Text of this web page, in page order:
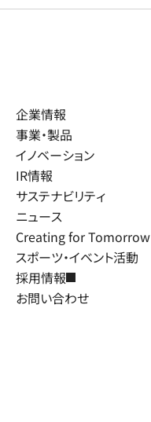
企業情報
事業・製品
イノベーション
IR情報
サステナビリティ
ニュース
Creating for Tomorrow
スポーツ・イベント活動
採用情報
お問い合わせ